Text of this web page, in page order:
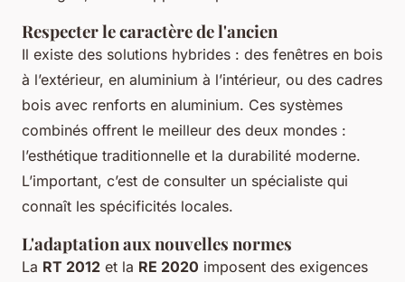
Respecter le caractère de l'ancien
Il existe des solutions hybrides : des fenêtres en bois
à l’extérieur, en aluminium à l’intérieur, ou des cadres
bois avec renforts en aluminium. Ces systèmes
combinés offrent le meilleur des deux mondes :
l’esthétique traditionnelle et la durabilité moderne.
L’important, c’est de consulter un spécialiste qui
connaît les spécificités locales.
L'adaptation aux nouvelles normes
La RT 2012 et la RE 2020 imposent des exigences